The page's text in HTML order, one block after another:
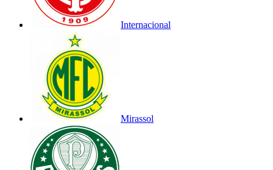
Internacional
Mirassol